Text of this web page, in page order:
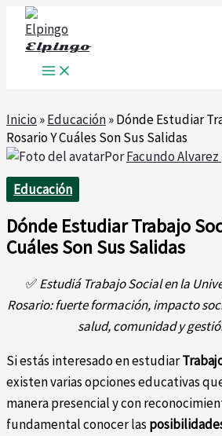
contenido
Elpingo
Inicio »Educación»Dónde Estudiar
Rosario Y Cuáles Son Sus Salidas
PorFacundo Alvarez
Educación
Dónde Estudiar Trabajo
Cuáles Son Sus Salidas
✅Estudiá Trabajo Social en la
Rosario: fuerte formación, impacto
salud, comunidad y
Si estás interesado en estudiar
existen varias opciones educativas
manera presencial y con
fundamental conocer las